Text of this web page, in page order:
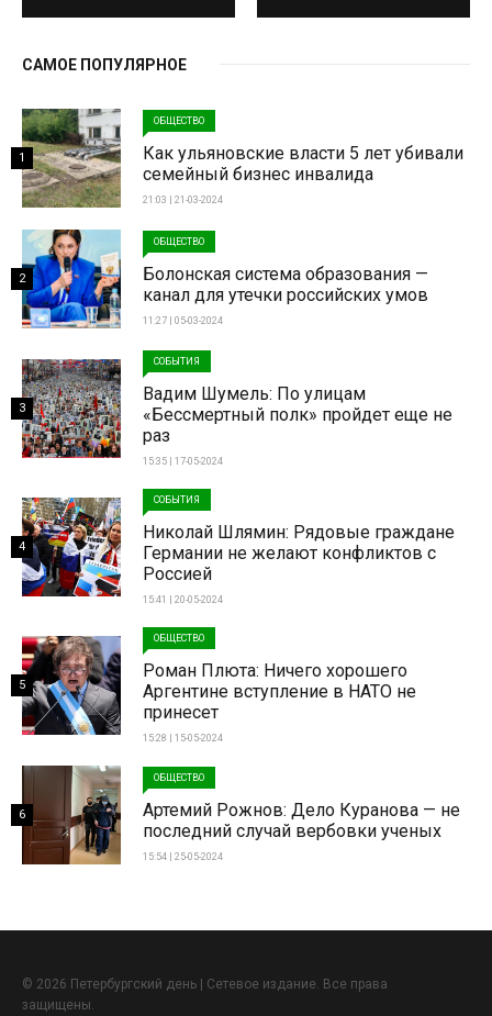
САМОЕ ПОПУЛЯРНОЕ
ОБЩЕСТВО
Как ульяновские власти 5 лет убивали
семейный бизнес инвалида
21:03 | 21-03-2024
1
ОБЩЕСТВО
Болонская система образования —
канал для утечки российских умов
11:27 | 05-03-2024
2
СОБЫТИЯ
Вадим Шумель: По улицам
«Бессмертный полк» пройдет еще не
раз
15:35 | 17-05-2024
3
СОБЫТИЯ
Николай Шлямин: Рядовые граждане
Германии не желают конфликтов с
Россией
15:41 | 20-05-2024
4
ОБЩЕСТВО
Роман Плюта: Ничего хорошего
Аргентине вступление в НАТО не
принесет
15:28 | 15-05-2024
5
ОБЩЕСТВО
Артемий Рожнов: Дело Куранова — не
последний случай вербовки ученых
15:54 | 25-05-2024
6
© 2026 Петербургский день | Сетевое издание. Все права
защищены.